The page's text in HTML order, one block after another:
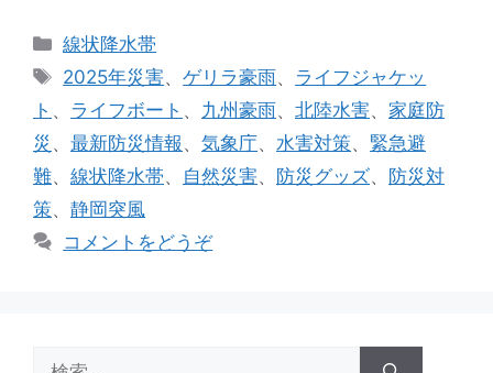
カ
テ
リ
ー
線状降水帯
タ
グ
2025年災害、ゲリラ豪雨、 ライフジャケッ
ト 、 ライフボート 、 九州豪雨、 北陸水害、 家庭防
災 、 最新防災情報 、 気象庁、 水害対策、 緊急避
難、 線状降水帯、 自然災害、 防災グッズ、 防災対
策、 静岡突風
コメントをどうぞ